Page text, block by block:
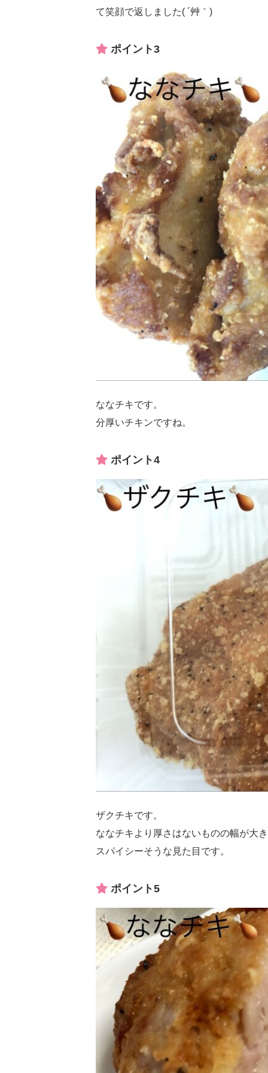
て笑顔で返しました( ´艸｀)
ポイント3
ななチキです。
分厚いチキンですね。
ポイント4
ザクチキです。
ななチキより厚さはないものの幅が大
スパイシーそうな見た目です。
ポイント5